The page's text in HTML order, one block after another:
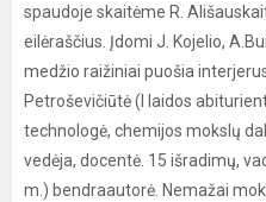
spaudoje skaitėme R.
eilėraščius. Įdomi J. Kojelio,
medžio raižiniai puošia
Petroševičiūtė (I laidos
technologė, chemijos mokslų
vedėja, docentė. 15 išradimų,
m.) bendraautorė. Nemažai